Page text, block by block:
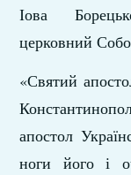
Іова
церковний
«Святий
апостол
ноги його і